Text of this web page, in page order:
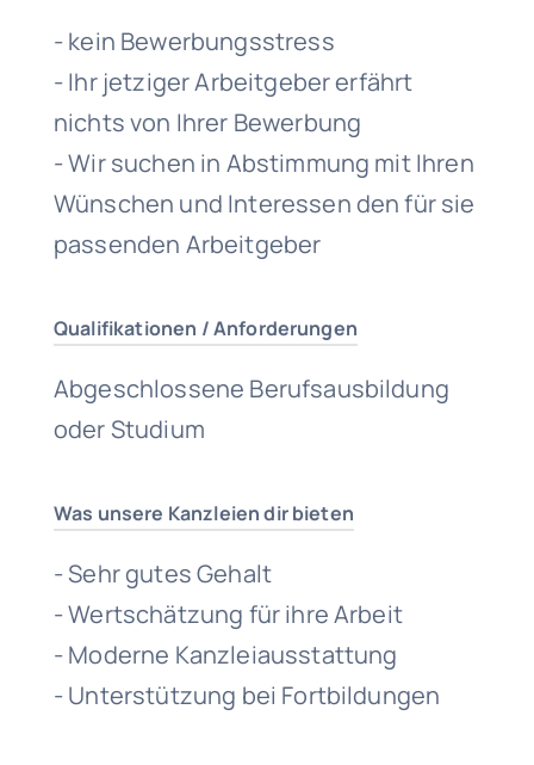
- kein Bewerbungsstress
- Ihr jetziger Arbeitgeber erfährt
nichts von Ihrer Bewerbung
- Wir suchen in Abstimmung mit Ihren
Wünschen und Interessen den für sie
passenden Arbeitgeber
Qualifikationen / Anforderungen
Abgeschlossene Berufsausbildung
oder Studium
Was unsere Kanzleien dir bieten
- Sehr gutes Gehalt
- Wertschätzung für ihre Arbeit
- Moderne Kanzleiausstattung
- Unterstützung bei Fortbildungen